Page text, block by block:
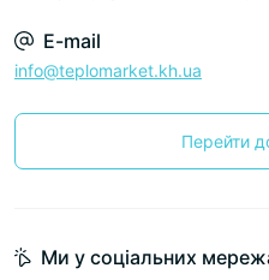
E-mail
info@teplomarket.kh.ua
Перейти
Ми у соціальних